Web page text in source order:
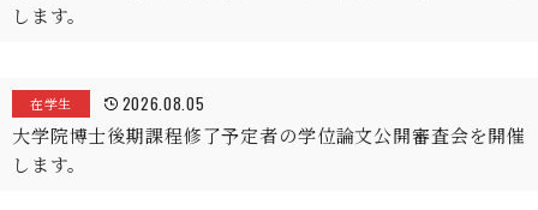
します。
在学生 2026.08.05
大学院博士後期課程修了予定者の学位論文公開審査会を開催
します。